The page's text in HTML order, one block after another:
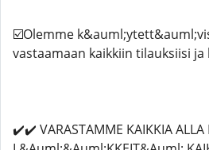
☑️Olemme
vastaamaan kaikkiin tilauksiisi ja
✔️✔️ VARASTAMME KAIKKIA ALLA